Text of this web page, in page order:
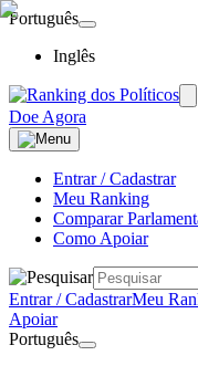
Português
Inglês
Doe Agora
Entrar / Cadastrar
Meu Ranking
Comparar
Como Apoiar
Entrar / CadastrarMeu
Apoiar
Português